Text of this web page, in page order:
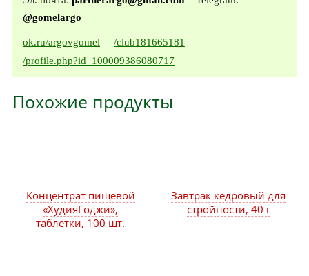
@gomelargo
ok.ru/argovgomel
/club181665181
/profile.php?id=100009386080717
Похожие продукты
Концентрат пищевой
«ХудияГоджи»,
таблетки, 100 шт.
Завтрак кедровый для
стройности, 40 г